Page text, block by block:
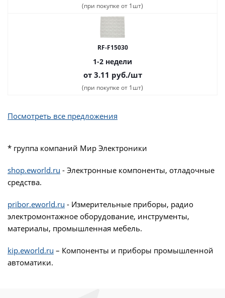
(при покупке от 1шт)
RF-F15030
1-2 недели
от 3.11 руб./шт
(при покупке от 1шт)
Посмотреть все предложения
* группа компаний Мир Электроники
shop.eworld.ru - Электронные компоненты, отладочные
средства.
pribor.eworld.ru - Измерительные приборы, радио
электромонтажное оборудование, инструменты,
материалы, промышленная мебель.
kip.eworld.ru – Компоненты и приборы промышленной
автоматики.